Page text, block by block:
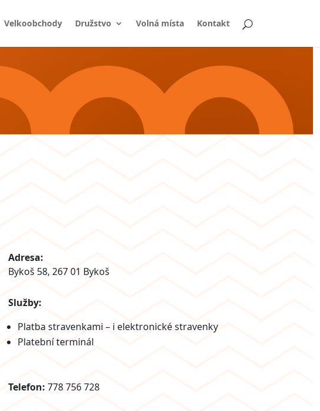
Velkoobchody Družstvo Volná místa Kontakt
Adresa:
Bykoš 58, 267 01 Bykoš
Služby:
Platba stravenkami – i elektronické stravenky
Platební terminál
Telefon:778 756 728